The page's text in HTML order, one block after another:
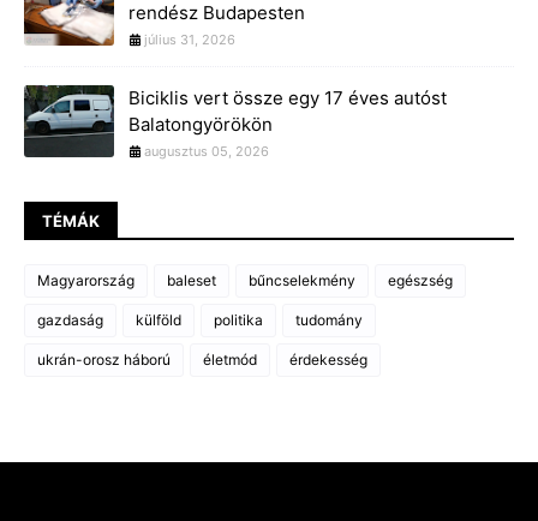
rendész Budapesten
július 31, 2026
Biciklis vert össze egy 17 éves autóst
Balatongyörökön
augusztus 05, 2026
TÉMÁK
Magyarország baleset bűncselekmény egészség
gazdaság külföld politika tudomány
ukrán-orosz háború életmód érdekesség